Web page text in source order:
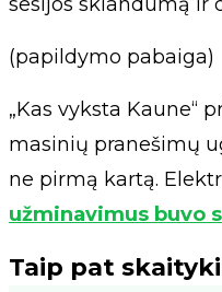
(papildymo pabaiga)
„Kas vyksta Kaune“
masinių pranešimų
ne pirmą kartą.
užminavimus buvo
Taip pat